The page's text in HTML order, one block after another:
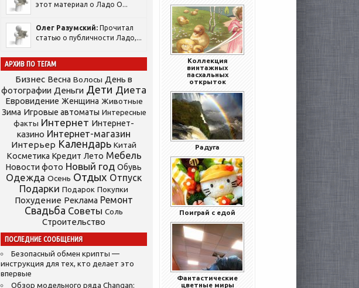
этот материал о Ладо О...
Олег Разумский: Прочитал
статью о публичности Ладо,...
АРХИВ ПО ТЕГАМ
Бизнес Весна Волосы День в
фотографии Деньги Дети Диета
Евровидение Женщина Животные
Зима Игровые автоматы Интересные
факты Интернет Интернет-
казино Интернет-магазин
Интерьер Календарь Китай
Косметика Кредит Лето Мебель
Новости фото Новый год Обувь
Одежда Осень Отдых Отпуск
Подарки Подарок Покупки
Похудение Реклама Ремонт
Свадьба Советы Соль
Строительство
ПОСЛЕДНИЕ СООБЩЕНИЯ
Безопасный обмен крипты —
инструкция для тех, кто делает это
впервые
Обзор модельного ряда Changan:
Коллекция
винтажных
пасхальных
открыток
Радуга
Поиграй с едой
Фантастические
цветные миры